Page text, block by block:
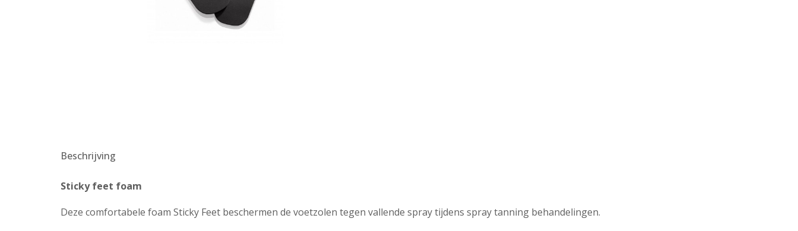
Beschrijving
Sticky feet foam
Deze comfortabele foam Sticky Feet beschermen de voetzolen tegen vallende spray tijdens spray tanning behandelingen.